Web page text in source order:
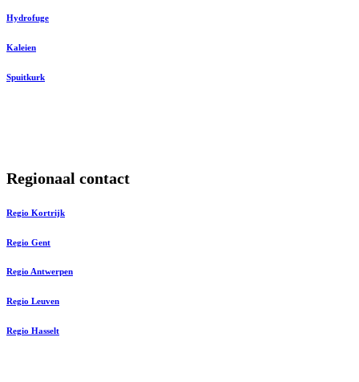
Hydrofuge
Kaleien
Spuitkurk
Regionaal contact
Regio Kortrijk
Regio Gent
Regio Antwerpen
Regio Leuven
Regio Hasselt